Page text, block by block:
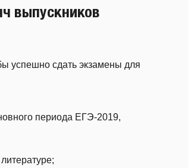
выпускников
успешно сдать экзамены для
периода ЕГЭ-2019,